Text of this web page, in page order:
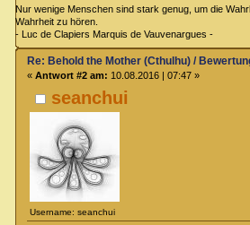
Nur wenige Menschen sind stark genug, um die
Wahrheit zu hören.
- Luc de Clapiers Marquis de Vauvenargues -
seanchui
Username: seanchui
Re: Behold the Mother (Cthulhu) /
« Antwort #2 am: 10.08.2016 | 07:47 »